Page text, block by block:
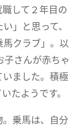
して２年目の
」と思って、
クラブ」。以
さんが赤ちゃ
ました。積極
たようです。
。乗馬は、自分